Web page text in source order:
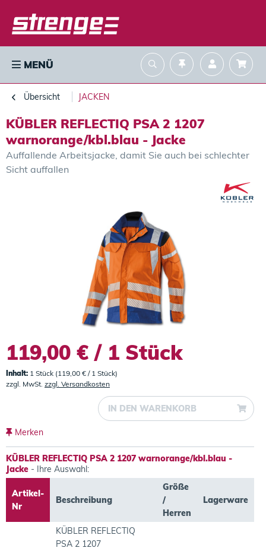
MENÜ
Übersicht JACKEN
KÜBLER REFLECTIQ PSA 2 1207
warnorange/kbl.blau - Jacke
Auffallende Arbeitsjacke, damit Sie auch bei schlechter
Sicht auffallen
119,00 € / 1 Stück
Inhalt: 1 Stück (119,00 € / 1 Stück)
zzgl. MwSt. zzgl. Versandkosten
IN DEN WARENKORB
Merken
KÜBLER REFLECTIQ PSA 2 1207 warnorange/kbl.blau -
Jacke - Ihre Auswahl:
Artikel-
Nr
Beschreibung
Größe
/
Herren
Lagerware
KÜBLER REFLECTIQ
PSA 2 1207